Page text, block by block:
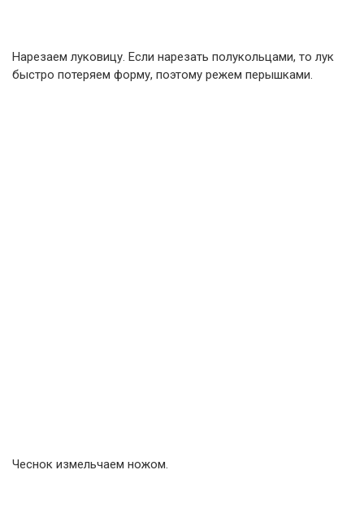
Нарезаем луковицу. Если нарезать полукольцами, то лук
быстро потеряем форму, поэтому режем перышками.
Чеснок измельчаем ножом.